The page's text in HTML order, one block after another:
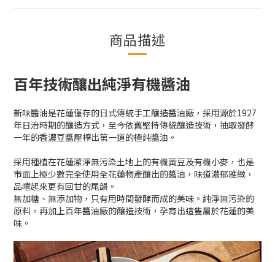
商品描述
百年技術釀出純淨有機醬油
新味醬油是花蓮僅存的日式傳統手工釀造醬油廠，採用源於1927
年日治時期的釀造方式，至今依舊堅持傳統釀造技術，抽取發酵
一年的香濃豆醬壓榨出第一道的極純醬油。
採用種植在花蓮潔淨無污染土地上的有機黃豆及有機小麥，也是
市面上極少數完全使用全花蓮物產釀出的醬油，味道濃郁雅緻，
品嚐起來更有回甘的尾韻。
無加糖、無添加物，只有用時間發酵而成的美味。純淨無污染的
原料，再加上百年醬油廠的釀造技術，孕育出這隻屬於花蓮的美
味。